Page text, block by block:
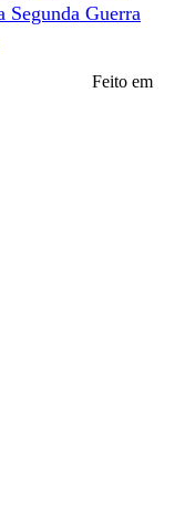
Segunda Guerra
Feito em